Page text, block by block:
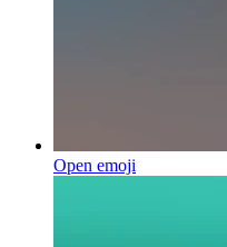
Open emoji